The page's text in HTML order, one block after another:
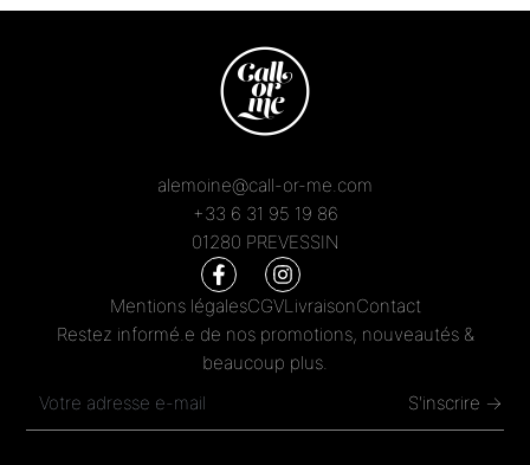
alemoine@call-or-me.com
+33 6 31 95 19 86
01280 PREVESSIN
Mentions légalesCGVLivraisonContact
Restez informé.e de nos promotions, nouveautés &
beaucoup plus.
S'inscrire →